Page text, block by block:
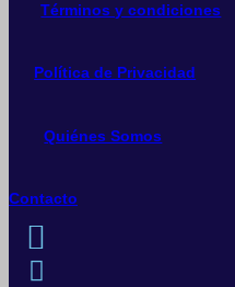
Términos y condiciones
Política de Privacidad
Quiénes Somos
Contacto